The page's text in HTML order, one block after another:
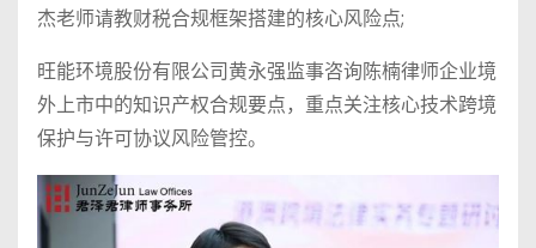
杰老师请教财税合规框架搭建的核心风险点;
旺能环境股份有限公司黄永强监事咨询陈楠律师企业境
外上市中的知识产权合规要点，重点关注核心技术跨境
保护与许可协议风险管控。